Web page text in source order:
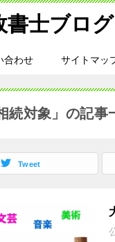
書士ブログ
合わせ サイトマッ
続対象」の記事
Tweet